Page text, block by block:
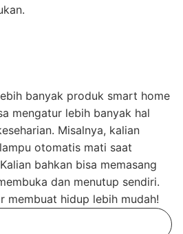
banyak produk smart home
mengatur lebih banyak hal
Misalnya, kalian
otomatis mati saat
bahkan bisa memasang
dan menutup sendiri.
membuat hidup lebih mudah!